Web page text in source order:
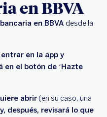
en BBVA
en BBVA desde la
entrar en la app y
en el botón de ‘Hazte
abrir (en su caso, una
y, después, revisará lo que